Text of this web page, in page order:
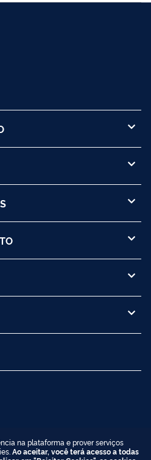
na plataforma e prover serviços
Ao aceitar, você terá acesso a todas